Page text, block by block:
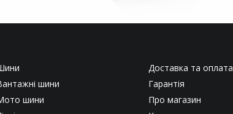
шини
шини
Доставка та оплата
Гарантія
Про магазин